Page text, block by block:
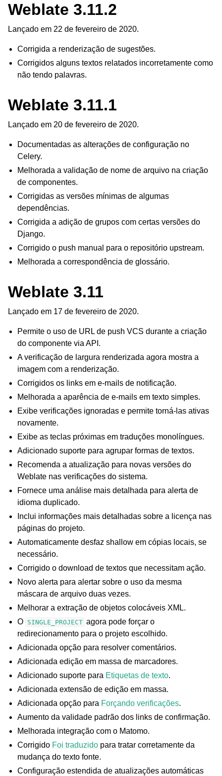
Weblate 3.11.2
Lançado em 22 de fevereiro de 2020.
Corrigida a renderização de sugestões.
Corrigidos alguns textos relatados incorretamente como
não tendo palavras.
Weblate 3.11.1
Lançado em 20 de fevereiro de 2020.
Documentadas as alterações de configuração no
Celery.
Melhorada a validação de nome de arquivo na criação
de componentes.
Corrigidas as versões mínimas de algumas
dependências.
Corrigida a adição de grupos com certas versões do
Django.
Corrigido o push manual para o repositório upstream.
Melhorada a correspondência de glossário.
Weblate 3.11
Lançado em 17 de fevereiro de 2020.
Permite o uso de URL de push VCS durante a criação
do componente via API.
A verificação de largura renderizada agora mostra a
imagem com a renderização.
Corrigidos os links em e-mails de notificação.
Melhorada a aparência de e-mails em texto simples.
Exibe verificações ignoradas e permite torná-las ativas
novamente.
Exibe as teclas próximas em traduções monolíngues.
Adicionado suporte para agrupar formas de textos.
Recomenda a atualização para novas versões do
Weblate nas verificações do sistema.
Fornece uma análise mais detalhada para alerta de
idioma duplicado.
Inclui informações mais detalhadas sobre a licença nas
páginas do projeto.
Automaticamente desfaz shallow em cópias locais, se
necessário.
Corrigido o download de textos que necessitam ação.
Novo alerta para alertar sobre o uso da mesma
máscara de arquivo duas vezes.
Melhorar a extração de objetos colocáveis XML.
O SINGLE_PROJECT agora pode forçar o
redirecionamento para o projeto escolhido.
Adicionada opção para resolver comentários.
Adicionada edição em massa de marcadores.
Adicionado suporte para Etiquetas de texto.
Adicionada extensão de edição em massa.
Adicionada opção para Forçando verificações.
Aumento da validade padrão dos links de confirmação.
Melhorada integração com o Matomo.
Corrigido Foi traduzido para tratar corretamente da
mudança do texto fonte.
Configuração estendida de atualizações automáticas